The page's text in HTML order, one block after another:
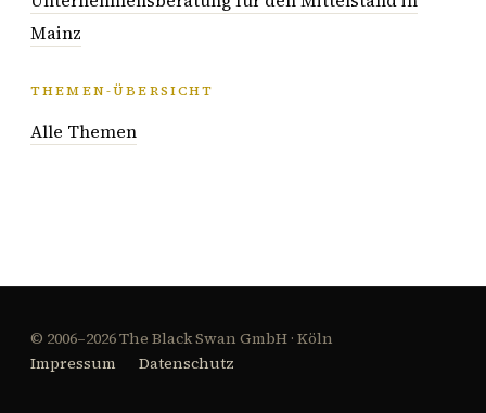
Mainz
THEMEN-ÜBERSICHT
Alle Themen
© 2006–2026 The Black Swan GmbH · Köln
Impressum
Datenschutz